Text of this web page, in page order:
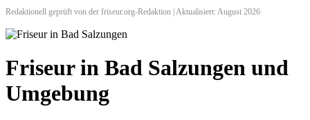
Redaktionell geprüft von der friseur.org-Redaktion | Aktualisiert: August 2026
Friseur in Bad Salzungen und
Umgebung